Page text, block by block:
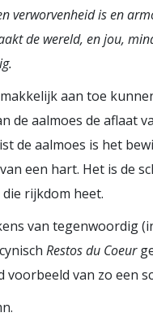
verworvenheid is en
de wereld, en jou,
aan toe
de aalmoes de aflaat
de aalmoes is het
een hart. Het is de
rijkdom heet.
van tegenwoordig
Restos du Coeur
voorbeeld van zo een